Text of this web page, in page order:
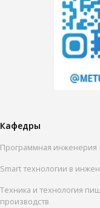
Кафедры
Программная инженерия
Smart технологии в
Техника и технология
производств